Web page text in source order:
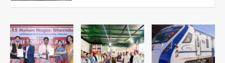
1
Felix Hospital Noida: फेलिक्स
सिर्फ 30 रुपये में मिलेगी 24 घंटे ऑनलाइन
डॉक्टर परामर्श सुविधा
Avinash Kumar